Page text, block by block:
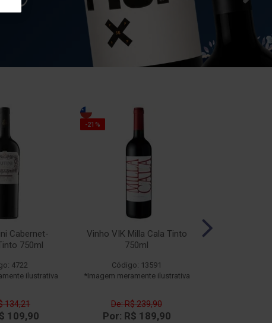
Cabernet-
750ml
4722
ilustrativa
134,21
109,90
-21%
Vinho VIK Milla Cala Tinto
750ml
Código: 13591
*Imagem meramente ilustrativa
De: R$ 239,90
Por: R$ 189,90